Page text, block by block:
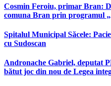
Cosmin Feroiu, primar Bran:
comuna Bran prin programul
Spitalul Municipal Săcele:
cu Sudoscan
Andronache Gabriel, deputat
bătut joc din nou de Legea